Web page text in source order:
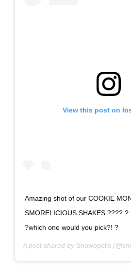
View this post on
Amazing shot of our COOKIE
SMORELICIOUS SHAKES ????
?which one would you pick?! ?
A post shared by Snowopolis